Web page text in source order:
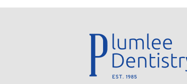
NAVIGATION